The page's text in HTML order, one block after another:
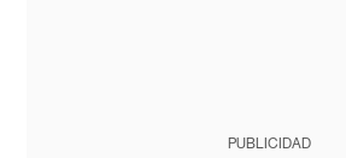
PUBLICIDAD